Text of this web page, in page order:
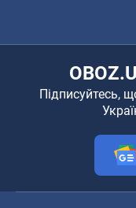
Підписуйтесь,